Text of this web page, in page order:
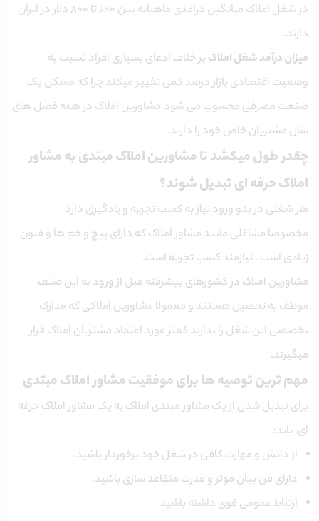
در شغل املاک میانگین درامدی ماهیانه بین ۶۰۰ تا ۸۰۰ دلار در ایران
دارند.
میزان درآمد شغل املاک بر خلاف ادعای بسیاری افراد نسبت به
وضعیت اقتصادی بازار درصد کمی تغییر میکند چرا که مسکن یک
صنعت مصرفی محسوب می شود.مشاورین املاک در همه فصل های
سال مشتریان خاص خود را دارند.
چقدر طول میکشد تا مشاورین املاک مبتدی به مشاور
املاک حرفه ای تبدیل شوند؟
هر شغلی در بدو ورود نیاز به کسب تجربه و یادگیری دارد.
مخصوصا مشاغلی مانند مشاور املاک که دارای پیچ و خم ها و فنون
زیادی است ، نیازمند کسب تجربه است.
مشاورین املاک در کشورهای پیشرفته قبل از ورود به این صنف
موظف به تحصیل هستند و معمولا مشاورین املاکی که مدارک
تخصصی این شغل را ندارند کمتر مورد اعتماد مشتریان املاک قرار
میگیرند.
مهم ترین توصیه ها برای موفقیت مشاور املاک مبتدی
برای تبدیل شدن از یک مشاور مبتدی املاک به یک مشاور املاک حرفه
ای، باید:
از دانش و مهارت کافی در شغل خود برخوردار باشید.
دارای فن بیان موثر و قدرت متقاعد سازی باشید.
ارتباط عمومی قوی داشته باشید.